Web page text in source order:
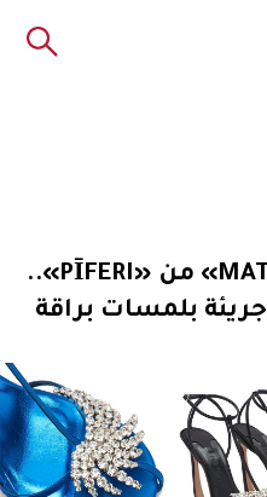
مجموعة «MATCH À PARIS» من «PĪFERI»..
بلمسات براقة